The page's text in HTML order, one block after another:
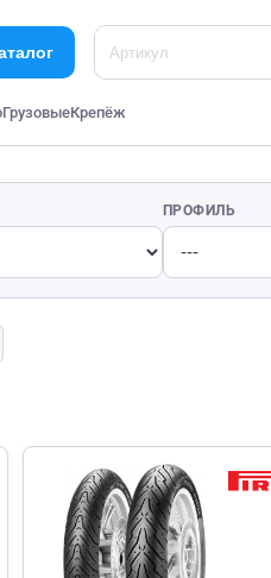
ГрузовыеКрепёж
ПРОФИЛЬ